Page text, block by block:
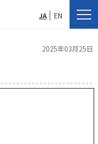
JA EN
2025年03月25日